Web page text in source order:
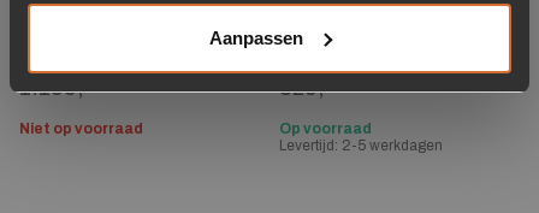
Aanpassen
1.199,-
Niet op voorraad
Zwart
829,-
Op voorraad
Levertijd: 2-5 werkdagen